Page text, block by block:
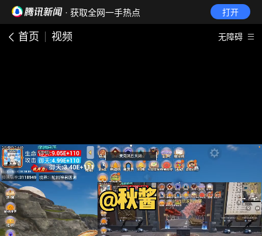
· 获取全网一手热点 打开
首页 视频 无障碍